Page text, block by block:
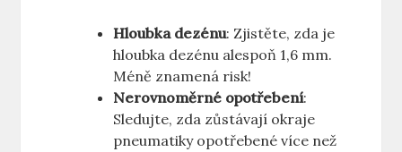
Hloubka dezénu: Zjistěte, zda je
hloubka dezénu alespoň 1,6 mm.
Méně znamená risk!
Nerovnoměrné opotřebení:
Sledujte, zda zůstávají okraje
pneumatiky opotřebené více než